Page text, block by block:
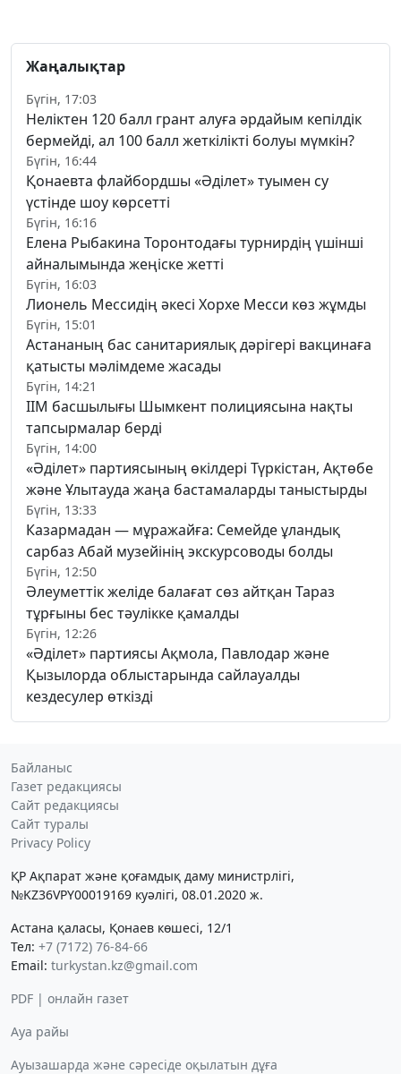
Жаңалықтар
Бүгін, 17:03
Неліктен 120 балл грант алуға әрдайым кепілдік
бермейді, ал 100 балл жеткілікті болуы мүмкін?
Бүгін, 16:44
Қонаевта флайбордшы «Әділет» туымен су
үстінде шоу көрсетті
Бүгін, 16:16
Елена Рыбакина Торонтодағы турнирдің үшінші
айналымында жеңіске жетті
Бүгін, 16:03
Лионель Мессидің әкесі Хорхе Месси көз жұмды
Бүгін, 15:01
Астананың бас санитариялық дәрігері вакцинаға
қатысты мәлімдеме жасады
Бүгін, 14:21
ІІМ басшылығы Шымкент полициясына нақты
тапсырмалар берді
Бүгін, 14:00
«Әділет» партиясының өкілдері Түркістан, Ақтөбе
және Ұлытауда жаңа бастамаларды таныстырды
Бүгін, 13:33
Казармадан — мұражайға: Семейде ұландық
сарбаз Абай музейінің экскурсоводы болды
Бүгін, 12:50
Әлеуметтік желіде балағат сөз айтқан Тараз
тұрғыны бес тәулікке қамалды
Бүгін, 12:26
«Әділет» партиясы Ақмола, Павлодар және
Қызылорда облыстарында сайлауалды
кездесулер өткізді
Байланыс
Газет редакциясы
Сайт редакциясы
Сайт туралы
Privacy Policy
ҚР Ақпарат және қоғамдық даму министрлігі,
№KZ36VPY00019169 куәлігі, 08.01.2020 ж.
Астана қаласы, Қонаев көшесі, 12/1
Тел: +7 (7172) 76-84-66
Email: turkystan.kz@gmail.com
PDF | онлайн газет
Ауа райы
Ауызашарда және сәресіде оқылатын дұға